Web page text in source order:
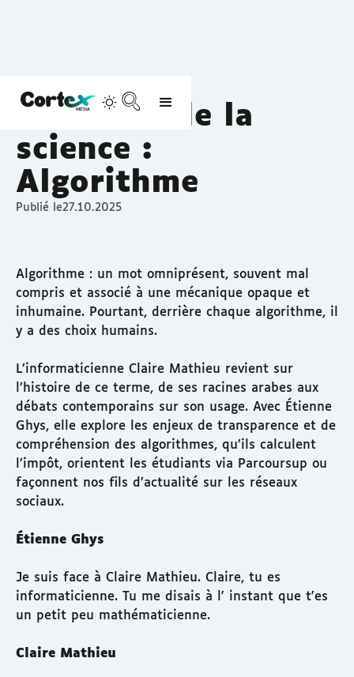
Les mots de la
science :
Algorithme
Publié le27.10.2025
Algorithme : un mot omniprésent, souvent mal
compris et associé à une mécanique opaque et
inhumaine. Pourtant, derrière chaque algorithme, il
y a des choix humains.
L’informaticienne Claire Mathieu revient sur
l’histoire de ce terme, de ses racines arabes aux
débats contemporains sur son usage. Avec Étienne
Ghys, elle explore les enjeux de transparence et de
compréhension des algorithmes, qu’ils calculent
l’impôt, orientent les étudiants via Parcoursup ou
façonnent nos fils d’actualité sur les réseaux
sociaux.
Étienne Ghys
Je suis face à Claire Mathieu. Claire, tu es
informaticienne. Tu me disais à l' instant que t'es
un petit peu mathématicienne.
Claire Mathieu